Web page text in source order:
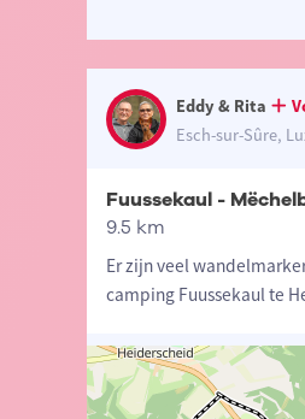
Eddy & Rita
Esch-sur-Sûre,
Fuussekaul -
9.5 km
Er zijn veel
camping Fuussekaul te